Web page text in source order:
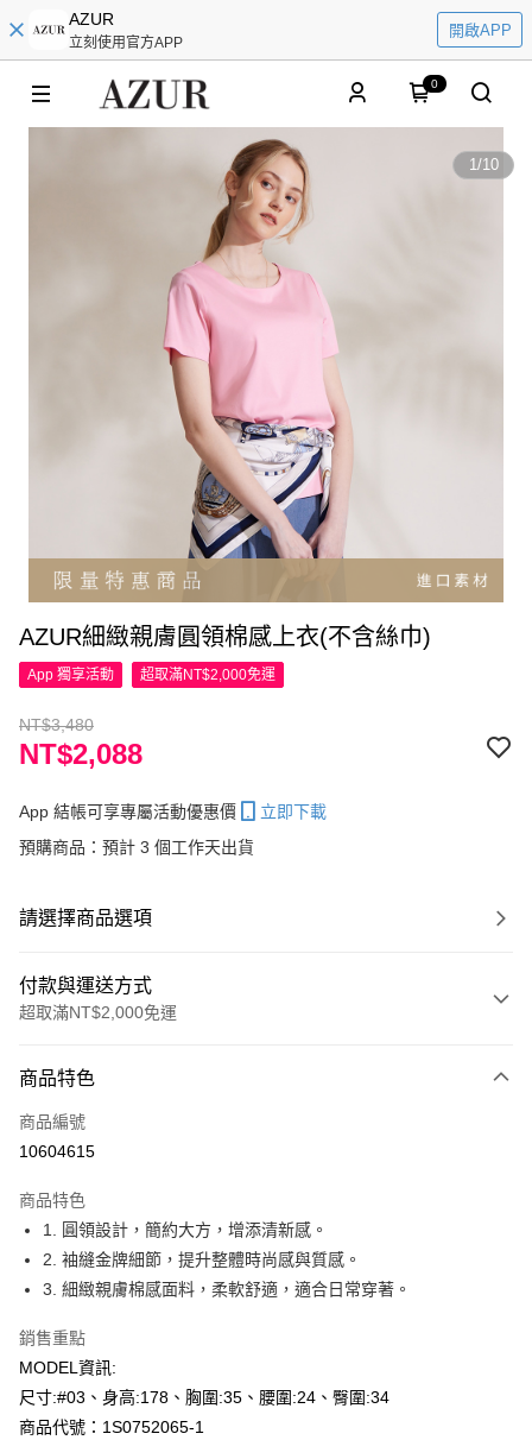
AZUR
立刻使用官方APP
開啟APP
0
1/10
AZUR細緻親膚圓領棉感上衣(不含絲巾)
App 獨享活動 超取滿NT$2,000免運
NT$3,480
NT$2,088
App 結帳可享專屬活動優惠價
立即下載
預購商品：預計 3 個工作天出貨
請選擇商品選項
付款與運送方式
超取滿NT$2,000免運
信用卡一次付款
超商取貨付款
Apple Pay
悠遊付
全盈+PAY
AFTEE先享後付
相關說明
商品特色
商品編號
10604615
商品特色
1. 圓領設計，簡約大方，增添清新感。
2. 袖縫金牌細節，提升整體時尚感與質感。
3. 細緻親膚棉感面料，柔軟舒適，適合日常穿著。
銷售重點
MODEL資訊:
尺寸:#03、身高:178、胸圍:35、腰圍:24、臀圍:34
商品代號：1S0752065-1